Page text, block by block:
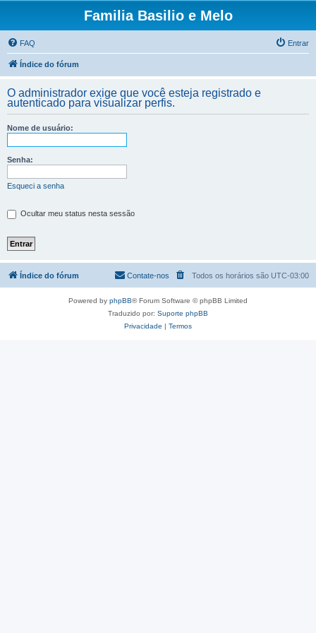
Familia Basilio e Melo
FAQ Entrar
Índice do fórum
O administrador exige que você esteja registrado e
autenticado para visualizar perfis.
Nome de usuário:
Senha:
Esqueci a senha
Ocultar meu status nesta sessão
Índice do fórum Todos os horários são UTC-03:00
Contate-nos
Powered by phpBB® Forum Software © phpBB Limited
Traduzido por: Suporte phpBB
Privacidade | Termos